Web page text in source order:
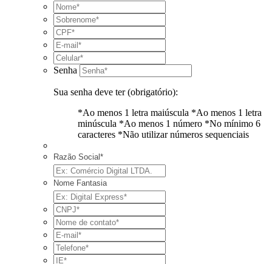
Senha
Sua senha deve ter (obrigatório):
*Ao menos 1 letra maiúscula *Ao menos 1 letra
minúscula *Ao menos 1 número *No mínimo 6
caracteres *Não utilizar números sequenciais
Razão Social*
Nome Fantasia